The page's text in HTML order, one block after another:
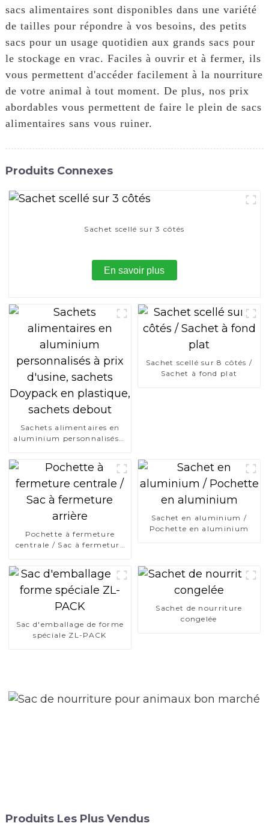
sacs alimentaires sont disponibles dans une variété
de tailles pour répondre à vos besoins, des petits
sacs pour un usage quotidien aux grands sacs pour
le stockage en vrac. Faciles à ouvrir et à fermer, ils
vous permettent d'accéder facilement à la nourriture
de votre animal à tout moment. De plus, nos prix
abordables vous permettent de faire le plein de sacs
alimentaires sans vous ruiner.
Produits Connexes
Sachet scellé sur 3 côtés
En savoir plus
Sachets alimentaires en
aluminium personnalisés à
sachets debout
Sachet scellé sur 8 côtés /
Sachet à fond plat
Pochette à fermeture
centrale / Sac à fermeture
Sachet en aluminium /
Pochette en aluminium
Sac d'emballage de forme
spéciale ZL-PACK
Sachet de nourriture
congelée
Produits Les Plus Vendus